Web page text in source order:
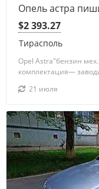
Опель астра
Тирасполь
$2 393.27
Opel Astra"бензин
комплектация—
21 июля